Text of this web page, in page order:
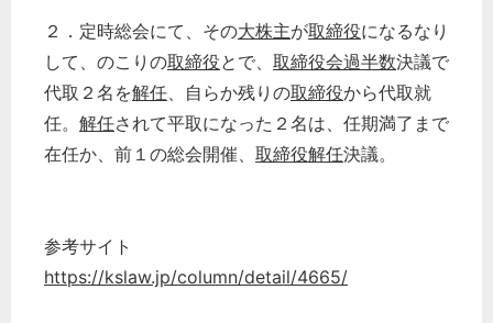
２．定時総会にて、その大株主が取締役になるなり
して、のこりの取締役とで、 取締役会過半数決議で
代取２名を解任、自らか残りの取締役から代取就
任。 解任されて平取になった２名は、任期満了まで
在任か、前１の総会開催、 取締役解任決議。
参考サイト
https://kslaw.jp/column/detail/4665/